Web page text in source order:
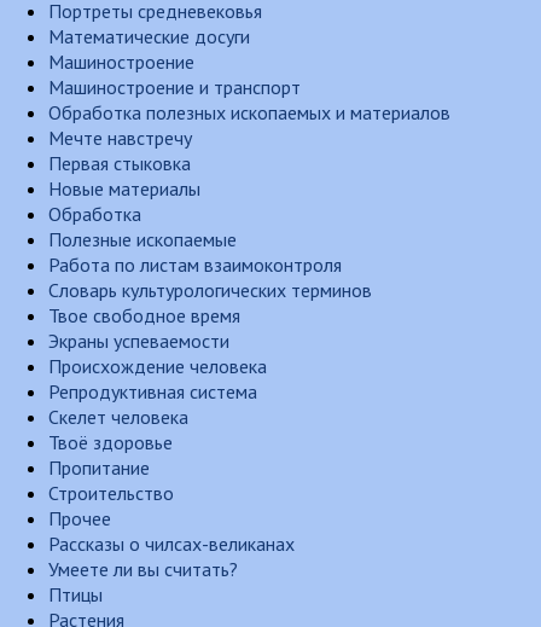
Портреты средневековья
Математические досуги
Машиностроение
Машиностроение и транспорт
Обработка полезных ископаемых и материалов
Мечте навстречу
Первая стыковка
Новые материалы
Обработка
Полезные ископаемые
Работа по листам взаимоконтроля
Словарь культурологических терминов
Твое свободное время
Экраны успеваемости
Происхождение человека
Репродуктивная система
Скелет человека
Твоё здоровье
Пропитание
Строительство
Прочее
Рассказы о чилсах-великанах
Умеете ли вы считать?
Птицы
Растения